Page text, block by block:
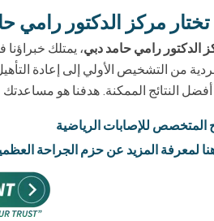
تختار مركز الدكتور
الدكتور رامي حامد دبي، يمتلك
من التشخيص الأولي إلى إعادة
النتائج الممكنة. هدفنا هو
المتخصص للإصابات الرياضية
لمعرفة المزيد عن حزم الجراحة